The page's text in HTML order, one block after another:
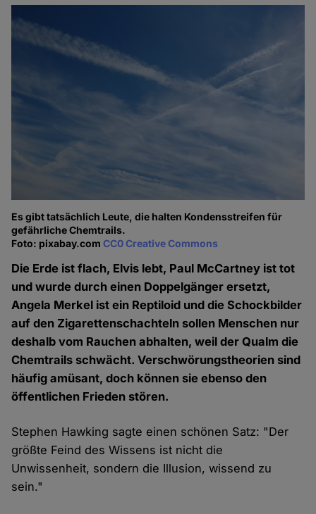
Es gibt tatsächlich Leute, die halten Kondensstreifen für
gefährliche Chemtrails.
Foto: pixabay.comCC0 Creative Commons
Die Erde ist flach, Elvis lebt, Paul McCartney ist tot
und wurde durch einen Doppelgänger ersetzt,
Angela Merkel ist ein Reptiloid und die Schockbilder
auf den Zigarettenschachteln sollen Menschen nur
deshalb vom Rauchen abhalten, weil der Qualm die
Chemtrails schwächt. Verschwörungstheorien sind
häufig amüsant, doch können sie ebenso den
öffentlichen Frieden stören.
Stephen Hawking sagte einen schönen Satz: "Der
größte Feind des Wissens ist nicht die
Unwissenheit, sondern die Illusion, wissend zu
sein."